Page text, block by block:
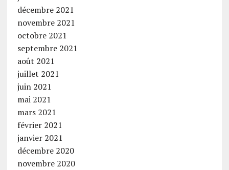
décembre 2021
novembre 2021
octobre 2021
septembre 2021
août 2021
juillet 2021
juin 2021
mai 2021
mars 2021
février 2021
janvier 2021
décembre 2020
novembre 2020